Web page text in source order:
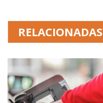
RELACIONADAS